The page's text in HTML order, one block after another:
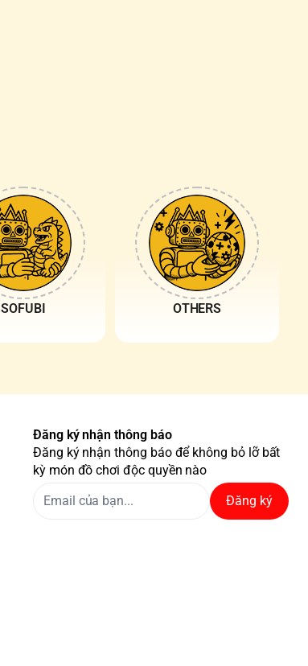
SOFUBI OTHERS
Đăng ký nhận thông báo
Đăng ký nhận thông báo để không bỏ lỡ bất
kỳ món đồ chơi độc quyền nào
Đăng ký